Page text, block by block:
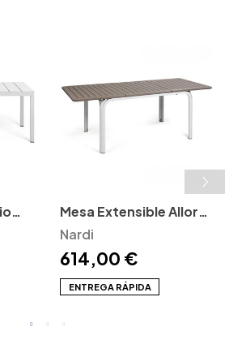
Mesa Extensible Alloro
Nardi
Nardi
614,00 €
ENTREGA RÁPIDA